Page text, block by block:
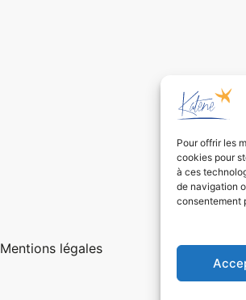
Pour offrir les
cookies pour
à ces
de navigation
consentement
Mentions légales